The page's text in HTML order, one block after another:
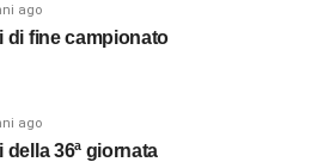
ago
di fine campionato
ago
della 36ª giornata